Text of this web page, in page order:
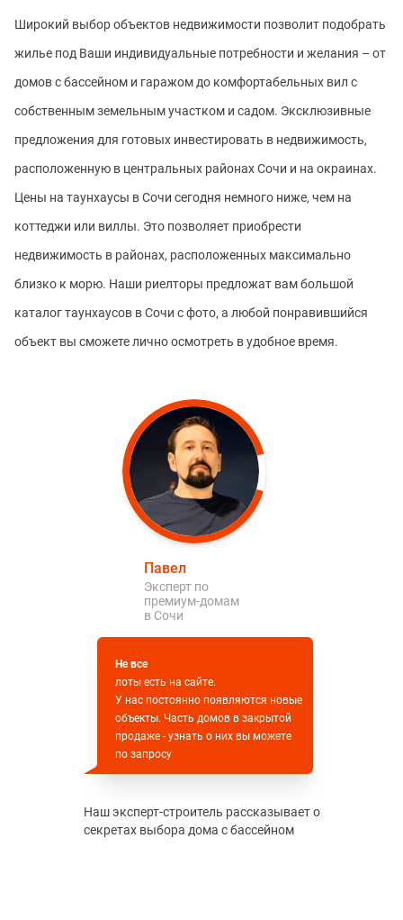
Широкий выбор объектов недвижимости позволит подобрать
жилье под Ваши индивидуальные потребности и желания – от
домов с бассейном и гаражом до комфортабельных вил с
собственным земельным участком и садом. Эксклюзивные
предложения для готовых инвестировать в недвижимость,
расположенную в центральных районах Сочи и на окраинах.
Цены на таунхаусы в Сочи сегодня немного ниже, чем на
коттеджи или виллы. Это позволяет приобрести
недвижимость в районах, расположенных максимально
близко к морю. Наши риелторы предложат вам большой
каталог таунхаусов в Сочи с фото, а любой понравившийся
объект вы сможете лично осмотреть в удобное время.
Павел
Эксперт по
премиум-домам
в Сочи
Не все
лоты есть на сайте.
У нас постоянно появляются новые
объекты. Часть домов в закрытой
продаже - узнать о них вы можете
по запросу
Наш эксперт-строитель рассказывает о
секретах выбора дома с бассейном